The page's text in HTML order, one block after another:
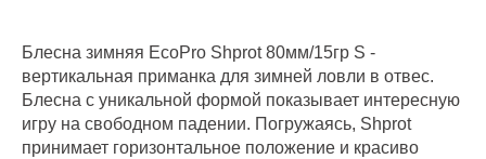
Блесна зимняя EcoPro Shprot 80мм/15гр S -
вертикальная приманка для зимней ловли в отвес.
Блесна с уникальной формой показывает интересную
игру на свободном падении. Погружаясь, Shprot
принимает горизонтальное положение и красиво